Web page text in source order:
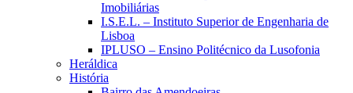
Imobiliárias
I.S.E.L. – Instituto Superior de Engenharia de
Lisboa
IPLUSO – Ensino Politécnico da Lusofonia
Heráldica
História